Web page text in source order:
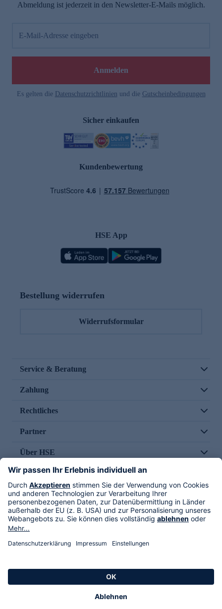
Abmeldung ist jederzeit in den Newsletter-E-Mails möglich.
E-Mail-Adresse eingeben
Anmelden
Es gelten die Datenschutzrichtlinien und die Gutscheinbedingungen
Sicher einkaufen
Kundenbewertung
HSE App
Bestellung widerrufen
Widerrufsformular
Service & Beratung
Zahlung
Rechtliches
Partner
Über HSE
Im TV
HSE International